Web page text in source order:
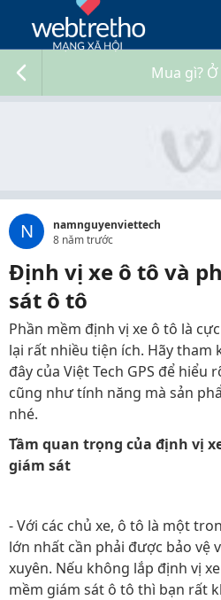
Mua gì?
N
namnguyenviettech
8 năm trước
Định vị xe ô tô và
sát ô tô
Phần mềm định vị xe ô tô là
lại rất nhiều tiện ích. Hãy tham
đây của Việt Tech GPS để
cũng như tính năng mà sản
nhé.
Tầm quan trọng của định vị
giám sát
- Với các chủ xe, ô tô là một
lớn nhất cần phải được bảo vệ
xuyên. Nếu không lắp định vị
mềm giám sát ô tô thì bạn rất